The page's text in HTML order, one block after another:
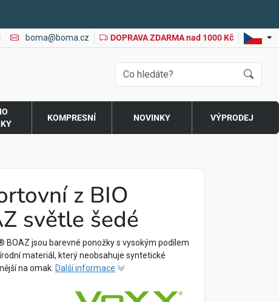
boma@boma.cz DOPRAVA ZDARMA nad 1000 Kč
KOMPRESNÍ NOVINKY VÝPRODEJ
z BIO
světle šedé
BOAZ jsou barevné ponožky s vysokým podílem
materiál, který neobsahuje syntetické
na omak. Další informace